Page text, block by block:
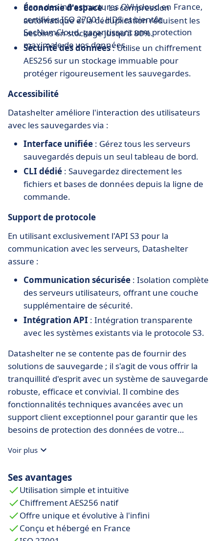
dans des infrastructures OVHcloud en France,
certifiées ISO 27001, HDS et bientôt
SecNumCloud, garantissant une protection
maximale de vos données.
Économie d'espace: La compression
automatique et la déduplication réduisent les
besoins en stockage jusqu'à 80%.
Sécurité des données: Utilise un chiffrement
AES256 sur un stockage immuable pour
protéger rigoureusement les sauvegardes.
Accessibilité
Datashelter améliore l'interaction des utilisateurs
avec les sauvegardes via :
Interface unifiée : Gérez tous les serveurs
sauvegardés depuis un seul tableau de bord.
CLI dédié : Sauvegardez directement les
fichiers et bases de données depuis la ligne de
commande.
Support de protocole
En utilisant exclusivement l'API S3 pour la
communication avec les serveurs, Datashelter
assure :
Communication sécurisée : Isolation complète
des serveurs utilisateurs, offrant une couche
supplémentaire de sécurité.
Intégration API : Intégration transparente
avec les systèmes existants via le protocole S3.
Datashelter ne se contente pas de fournir des
solutions de sauvegarde ; il s'agit de vous offrir la
tranquillité d'esprit avec un système de sauvegarde
robuste, efficace et convivial. Il combine des
fonctionnalités techniques avancées avec un
support client exceptionnel pour garantir que les
besoins de protection des données de votre
Voir plus
Ses avantages
Utilisation simple et intuitive
Chiffrement AES256 natif
Offre unique et évolutive à l'infini
Conçu et hébergé en France